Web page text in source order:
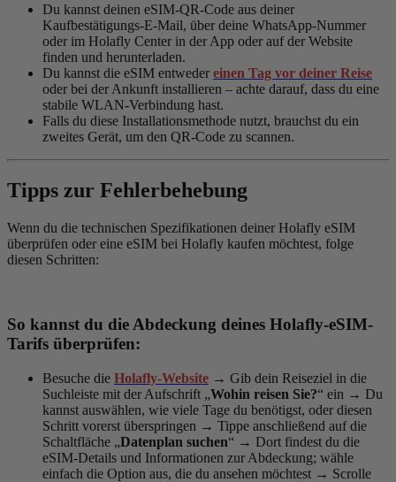
Du kannst deinen eSIM-QR-Code aus deiner
Kaufbestätigungs-E-Mail, über deine WhatsApp-Nummer
oder im Holafly Center in der App oder auf der Website
finden und herunterladen.
Du kannst die eSIM entweder einen Tag vor deiner Reise
oder bei der Ankunft installieren – achte darauf, dass du eine
stabile WLAN-Verbindung hast.
Falls du diese Installationsmethode nutzt, brauchst du ein
zweites Gerät, um den QR-Code zu scannen.
Tipps zur Fehlerbehebung
Wenn du die technischen Spezifikationen deiner Holafly eSIM
überprüfen oder eine eSIM bei Holafly kaufen möchtest, folge
diesen Schritten:
So kannst du die Abdeckung deines Holafly-eSIM-
Tarifs überprüfen:
Besuche die Holafly-Website → Gib dein Reiseziel in die
Suchleiste mit der Aufschrift „Wohin reisen Sie?“ ein → Du
kannst auswählen, wie viele Tage du benötigst, oder diesen
Schritt vorerst überspringen → Tippe anschließend auf die
Schaltfläche „Datenplan suchen“ → Dort findest du die
eSIM-Details und Informationen zur Abdeckung; wähle
einfach die Option aus, die du ansehen möchtest → Scrolle